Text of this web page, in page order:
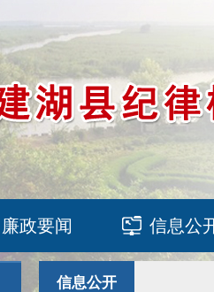
廉政要闻 信息公
信息公开